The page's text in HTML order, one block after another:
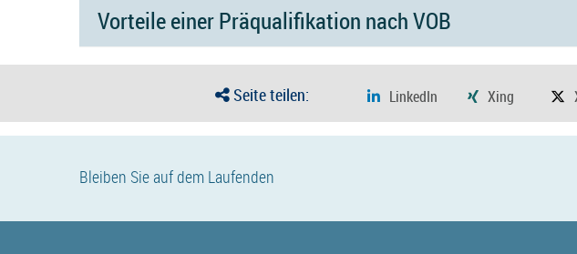
Vorteile einer Präqualifikation nach VOB
Seite teilen:
Bleiben Sie auf dem Laufenden